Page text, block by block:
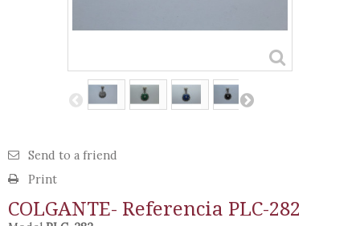
Send to a friend
Print
COLGANTE- Referencia PLC-282